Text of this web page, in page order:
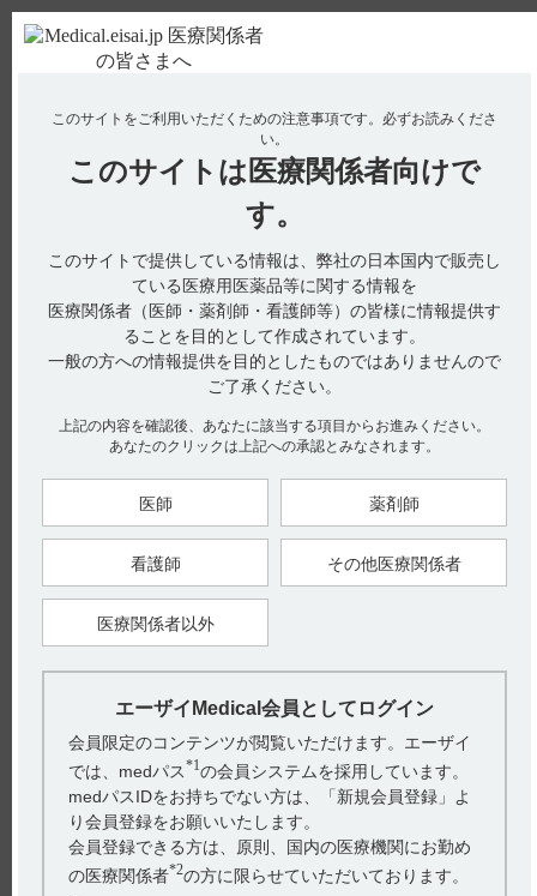
使用期限検索 Drug Information
No : 3059
【サイレース・注射】 警告の内容とその理由
警告は設定されていません。
【引用】
･サイレース静注2mg インタビューフォーム 2016年3月改訂
（改訂第6版） Ⅷ．安全性（使用上の注意等）に関する項
目 1．警告内容とその理由
【関連情報】
【作成年月】
関連するQ&A
【エラスチーム】 使用期限は何年ですか？
【ジプロフィリン】 小児への投与に関する注意事項につ
いて教えてください。
【ジプロフィリン】 用法及び用量について教えてくださ
い。
このサイトをご利用いただくための注意事項です。 必ずお読みくださ
い。
このサイトは 医療関係者向けで
す。
このサイトで提供している情報は、弊社の日本国内で販売し
ている医療用医薬品等に関する情報を
医療関係者（医師・薬剤師・看護師等）の皆様に情報提供す
ることを目的として作成されています。
一般の方への情報提供を目的としたものではありませんので
ご了承ください。
上記の内容を確認後、あなたに該当する項目からお進みください。
あなたのクリックは上記への承認とみなされます。
医師 薬剤師
看護師 その他医療関係者
医療関係者以外
エーザイMedical会員としてログイン
会員限定のコンテンツが閲覧いただけます。エーザイ
では、medパス*1の会員システムを採用しています。
medパスIDをお持ちでない方は、「新規会員登録」よ
り会員登録をお願いいたします。
会員登録できる方は、原則、国内の医療機関にお勤め
の医療関係者*2の方に限らせていただいております。